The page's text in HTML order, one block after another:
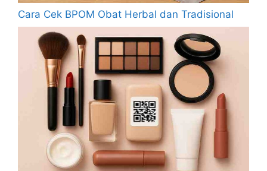
Cara Cek BPOM Obat Herbal dan Tradisional